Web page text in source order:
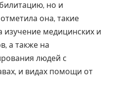
но и
она, такие
медицинских и
а также на
людей с
и видах помощи от